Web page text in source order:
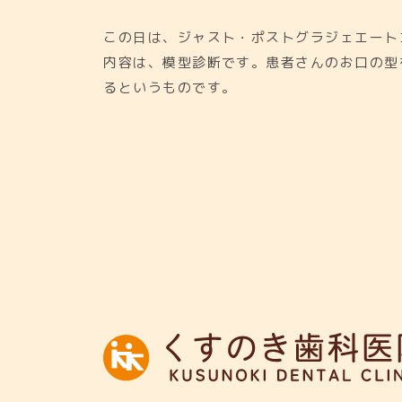
この日は、ジャスト・ポストグラジェエー
内容は、模型診断です。患者さんのお口の
るというものです。